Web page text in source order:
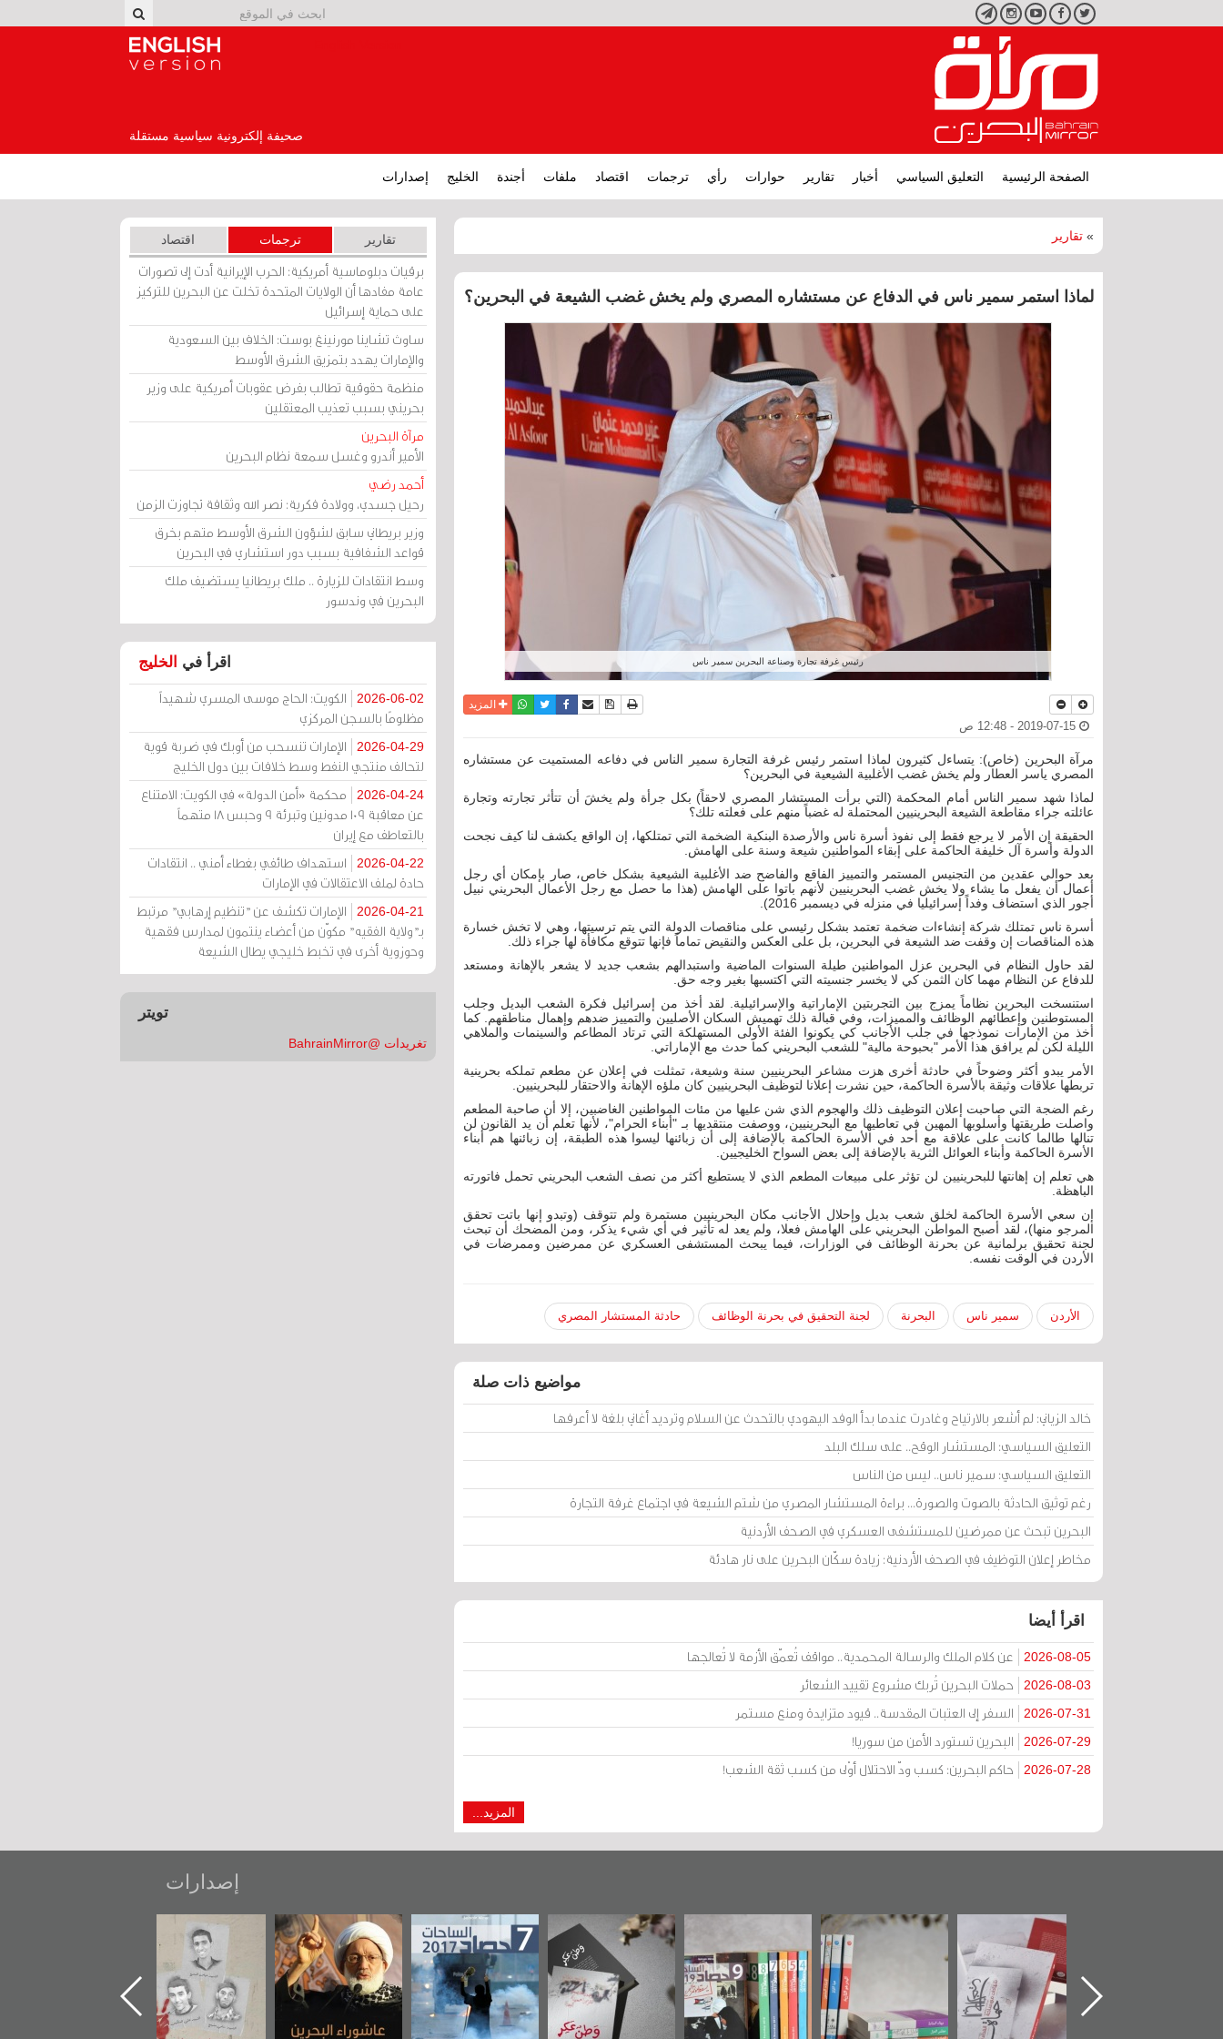
تويتر فيسبوكيوتيوبانستجرامتليجرام
صحيفة إلكترونية سياسية مستقلة
الصفحة الرئيسية التعليق السياسي أخبار تقارير حوارات رأي ترجمات اقتصاد ملفات أجندة الخليج إصدارات
» تقارير
لماذا استمر سمير ناس في الدفاع عن مستشاره المصري ولم يخش غضب الشيعة في البحرين؟
رئيس غرفة تجارة وصناعة البحرين سمير ناس
نسخة للطباعة
حفظ الموضوع
أرسل الى صديق
فيسبوكتويترواتسابالمزيد
مرآة البحرين (خاص): يتساءل كثيرون لماذا استمر رئيس غرفة التجارة سمير الناس في دفاعه المستميت عن مستشاره
المصري ياسر العطار ولم يخش غضب الأغلبية الشيعية في البحرين؟
لماذا شهد سمير الناس أمام المحكمة (التي برأت المستشار المصري لاحقاً) بكل جرأة ولم يخشَ أن تتأثر تجارته وتجارة
عائلته جراء مقاطعة الشيعة البحرينيين المحتملة له غضباً منهم على فعلته تلك؟
الحقيقة إن الأمر لا يرجع فقط إلى نفوذ أسرة ناس والأرصدة البنكية الضخمة التي تمتلكها، إن الواقع يكشف لنا كيف نجحت
الدولة وأسرة آل خليفة الحاكمة على إبقاء المواطنين شيعة وسنة على الهامش.
بعد حوالي عقدين من التجنيس المستمر والتمييز الفاقع والفاضح ضد الأغلبية الشيعية بشكل خاص، صار بإمكان أي رجل
أعمال أن يفعل ما يشاء ولا يخش غضب البحرينيين لأنهم باتوا على الهامش (هذا ما حصل مع رجل الأعمال البحريني نبيل
أجور الذي استضاف وفداً إسرائيليا في منزله في ديسمبر 2016).
أسرة ناس تمتلك شركة إنشاءات ضخمة تعتمد بشكل رئيسي على مناقصات الدولة التي يتم ترسيتها، وهي لا تخش خسارة
هذه المناقصات إن وقفت ضد الشيعة في البحرين، بل على العكس والنقيض تماماً فإنها تتوقع مكافأة لها جراء ذلك.
لقد حاول النظام في البحرين عزل المواطنين طيلة السنوات الماضية واستبدالهم بشعب جديد لا يشعر بالإهانة ومستعد
للدفاع عن النظام مهما كان الثمن كي لا يخسر جنسيته التي اكتسبها بغير وجه حق.
استنسخت البحرين نظاماً يمزج بين التجربتين الإماراتية والإسرائيلية. لقد أخذ من إسرائيل فكرة الشعب البديل وجلب
المستوطنين وإعطائهم الوظائف والمميزات، وفي قبالة ذلك تهميش السكان الأصليين والتمييز ضدهم وإهمال مناطقهم. كما
أخذ من الإمارات نموذجها في جلب الأجانب كي يكونوا الفئة الأولى المستهلكة التي ترتاد المطاعم والسينمات والملاهي
الليلة لكن لم يرافق هذا الأمر "بحبوحة مالية" للشعب البحريني كما حدث مع الإماراتي.
الأمر يبدو أكثر وضوحاً في حادثة أخرى هزت مشاعر البحرينيين سنة وشيعة، تمثلت في إعلان عن مطعم تملكه بحرينية
تربطها علاقات وثيقة بالأسرة الحاكمة، حين نشرت إعلانا لتوظيف البحرينيين كان ملؤه الإهانة والاحتقار للبحرينيين.
رغم الضجة التي صاحبت إعلان التوظيف ذلك والهجوم الذي شن عليها من مئات المواطنين الغاضبين، إلا أن صاحبة المطعم
واصلت طريقتها وأسلوبها المهين في تعاطيها مع البحرينيين، ووصفت منتقديها بـ "أبناء الحرام"، لأنها تعلم أن يد القانون لن
تنالها طالما كانت على علاقة مع أحد في الأسرة الحاكمة بالإضافة إلى أن زبائنها ليسوا هذه الطبقة، إن زبائنها هم أبناء
الأسرة الحاكمة وأبناء العوائل الثرية بالإضافة إلى بعض السواح الخليجيين.
هي تعلم إن إهانتها للبحرينيين لن تؤثر على مبيعات المطعم الذي لا يستطيع أكثر من نصف الشعب البحريني تحمل فاتورته
الباهظة.
إن سعي الأسرة الحاكمة لخلق شعب بديل وإحلال الأجانب مكان البحرينيين مستمرة ولم تتوقف (وتبدو إنها باتت تحقق
المرجو منها)، لقد أصبح المواطن البحريني على الهامش فعلا، ولم يعد له تأثير في أي شيء يذكر، ومن المضحك أن تبحث
لجنة تحقيق برلمانية عن بحرنة الوظائف في الوزارات، فيما يبحث المستشفى العسكري عن ممرضين وممرضات في
الأردن في الوقت نفسه.
الأردن سمير ناس البحرنة لجنة التحقيق في بحرنة الوظائف حادثة المستشار المصري
مواضيع ذات صلة
خالد الزياني: لم أشعر بالارتياح وغادرت عندما بدأ الوفد اليهودي بالتحدث عن السلام وترديد أغاني بلغة لا أعرفها
التعليق السياسي: المستشار الوقح.. على سلك البلد
التعليق السياسي: سمير ناس.. ليس من الناس
رغم توثيق الحادثة بالصوت والصورة... براءة المستشار المصري من شتم الشيعة في اجتماع غرفة التجارة
البحرين تبحث عن ممرضين للمستشفى العسكري في الصحف الأردنية
مخاطر إعلان التوظيف في الصحف الأردنية: زيادة سكّان البحرين على نار هادئة
اقرأ أيضا
2026-08-05 عن كلام الملك والرسالة المحمدية.. مواقف تُعمّق الأزمة لا تُعالجها
2026-08-03 حملات البحرين تُربك مشروع تقييد الشعائر
2026-07-31 السفر إلى العتبات المقدسة.. قيود متزايدة ومنع مستمر
2026-07-29 البحرين تستورد الأمن من سوريا!
2026-07-28 حاكم البحرين: كسب ودّ الاحتلال أوْلى من كسب ثقة الشعب!
المزيد...
تقارير ترجمات اقتصاد
برقيات دبلوماسية أمريكية: الحرب الإيرانية أدت إلى تصورات
عامة مفادها أن الولايات المتحدة تخلت عن البحرين للتركيز
على حماية إسرائيل
ساوث تشاينا مورنينغ بوست: الخلاف بين السعودية
والإمارات يهدد بتمزيق الشرق الأوسط
منظمة حقوقية تطالب بفرض عقوبات أمريكية على وزير
بحريني بسبب تعذيب المعتقلين
مرآة البحرين
الأمير أندرو وغسل سمعة نظام البحرين
أحمد رضي
رحيل جسدي، وولادة فكرية: نصر الله وثقافة تجاوزت الزمن
وزير بريطاني سابق لشؤون الشرق الأوسط متهم بخرق
قواعد الشفافية بسبب دور استشاري في البحرين
وسط انتقادات للزيارة .. ملك بريطانيا يستضيف ملك
البحرين في وندسور
اقرأ في الخليج
2026-06-02
الكويت: الحاج موسى المسري شهيداً
مظلومًا بالسجن المركزي
2026-04-29
الإمارات تنسحب من أوبك في ضربة قوية
لتحالف منتجي النفط وسط خلافات بين دول الخليج
2026-04-24
محكمة «أمن الدولة» في الكويت: الامتناع
عن معاقبة 109 مدونين وتبرئة 9 وحبس 18 متهماً
بالتعاطف مع إيران
2026-04-22
استهداف طائفي بغطاء أمني .. انتقادات
حادة لملف الاعتقالات في الإمارات
2026-04-21
الإمارات تكشف عن "تنظيم إرهابي" مرتبط
بـ"ولاية الفقيه" مكوّن من أعضاء ينتمون لمدارس فقهية
وحوزوية أخرى في تخبط خليجي يطال الشيعة
تويتر
تغريدات @BahrainMirror
إصدارات
تصنيف موضوعي
للوثائق البريطانية
يقدمه «مركز أوال»
في سلسلة من 5
كتب
"مرآة البحرين"
جديدة لمعتقل
عسكري تصدر عن
«مرآة البحرين»
حصاد 2017
عاشوراء البحرين...
ويكيليكس السفارة
الأمريكية
شهداء وطن
«جَوْ»: رواية
المعتقل جهاد